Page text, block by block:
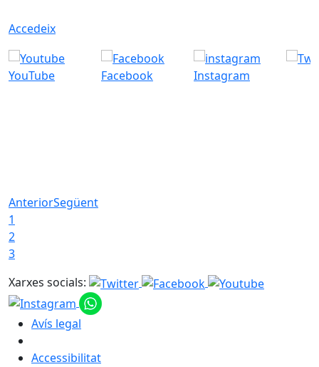
Accedeix
YouTube Facebook Instagram
AnteriorSegüent
1
2
3
Xarxes socials:
Avís legal
Accessibilitat